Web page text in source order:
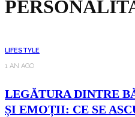
LIFESTYLE
1 AN AGO
LEGĂTURA DINTRE
ȘI EMOȚII: CE SE